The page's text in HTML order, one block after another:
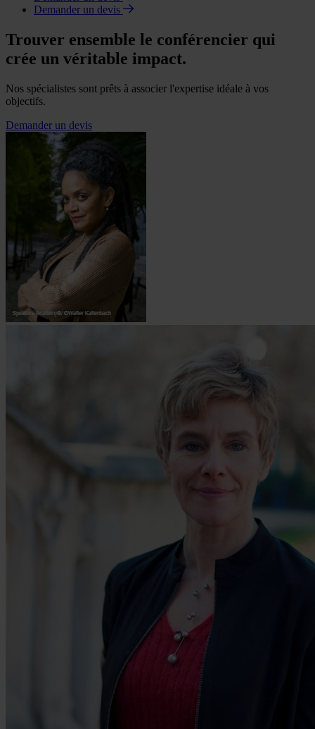
Demander un devis
Trouver ensemble le conférencier qui
crée un véritable impact.
Nos spécialistes sont prêts à associer l'expertise idéale à vos
objectifs.
Demander un devis